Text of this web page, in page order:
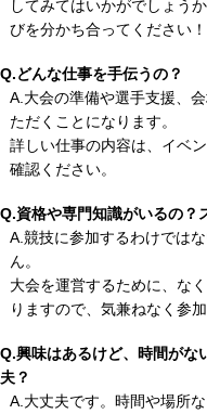
してみてはいかがでしょう
びを分かち合ってください！
Q.どんな仕事を手伝うの？
A.大会の準備や選手支援、
ただくことになります。
詳しい仕事の内容は、イベ
確認ください。
Q.資格や専門知識がいるの？
A.競技に参加するわけでは
ん。
大会を運営するために、な
りますので、気兼ねなく参
Q.興味はあるけど、時間がな
夫？
A.大丈夫です。時間や場所